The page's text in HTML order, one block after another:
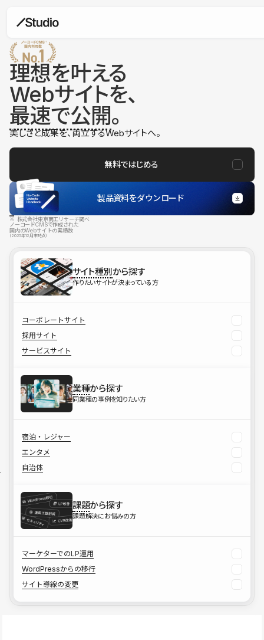
理想を叶える
Webサイトを、
最速で公開。
美しさと成果を、両立するWebサイトへ。
無料ではじめる
製品資料をダウンロード
※ 株式会社東京商工リサーチ調べ
ノーコードCMSで作成された
国内のWebサイトの実績数
（2025年12月末時点）
サイト種別から探す
作りたいサイトが決まっている方
コーポレートサイト
採用サイト
サービスサイト
業種から探す
同業種の事例を知りたい方
宿泊・レジャー
エンタメ
自治体
課題から探す
課題解決にお悩みの方
マーケターでのLP運用
WordPressからの移行
サイト導線の変更